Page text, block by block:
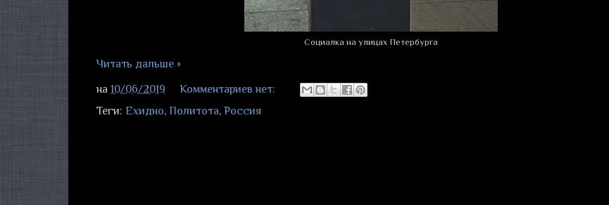
Социалка на улицах Петербурга
Читать дальше »
на 10/06/2019
Комментариев нет:
Теги: Ехидно, Политота, Россия